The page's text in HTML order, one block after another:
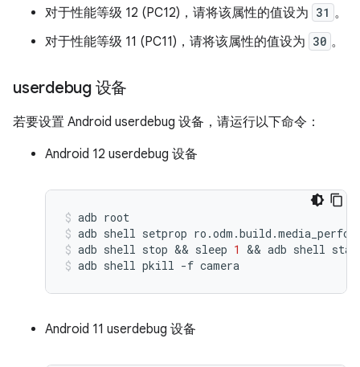
对于性能等级 12 (PC12)，请将该属性的值设为 31 。
对于性能等级 11 (PC11)，请将该属性的值设为 30 。
userdebug 设备
若要设置 Android userdebug 设备，请运行以下命令：
Android 12 userdebug 设备
adb root
adb shell setprop
adb shell stop && sleep 1 && adb shell
adb shell pkill -f camera
Android 11 userdebug 设备